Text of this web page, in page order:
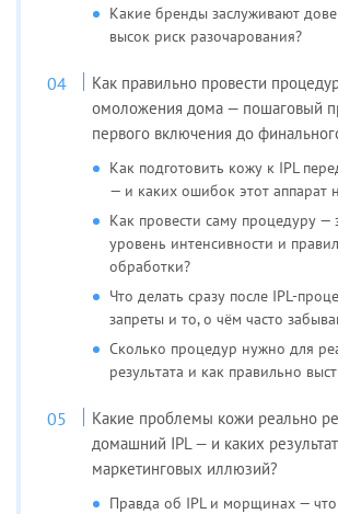
Какие бренды заслуживают
высок риск разочарования?
Как правильно провести
омоложения дома — пошаговый
первого включения до
Как подготовить кожу к IPL
— и каких ошибок этот аппарат
Как провести саму процедуру —
уровень интенсивности и
обработки?
Что делать сразу после IPL-
запреты и то, о чём часто
Сколько процедур нужно для
результата и как правильно
Какие проблемы кожи реально
домашний IPL — и каких
маркетинговых иллюзий?
Правда об IPL и морщинах — что